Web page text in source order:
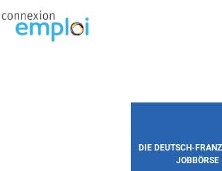
DIE DEUTSCH-
JOBBÖRSE